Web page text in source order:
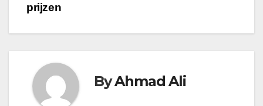
prijzen
ByAhmad Ali